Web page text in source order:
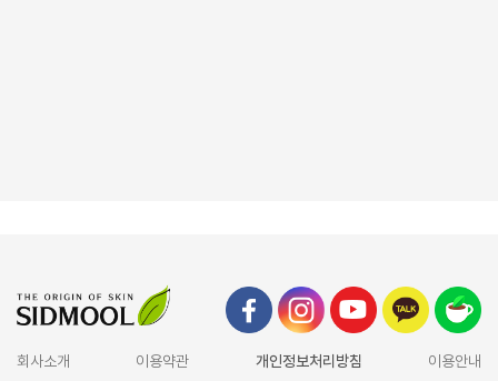
회사소개 이용약관 개인정보처리방침
이용안내